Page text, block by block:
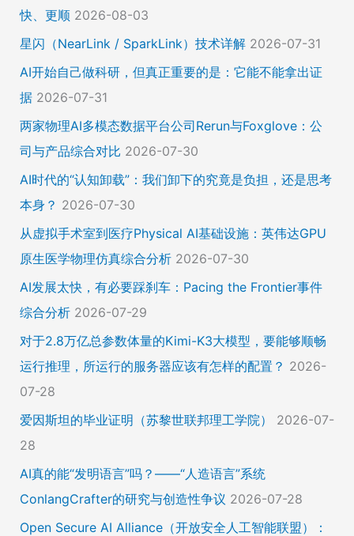
快、更顺 2026-08-03
星闪（NearLink / SparkLink）技术详解 2026-07-31
AI开始自己做科研，但真正重要的是：它能不能拿出证
据 2026-07-31
两家物理AI多模态数据平台公司Rerun与Foxglove：公
司与产品综合对比 2026-07-30
AI时代的“认知卸载”：我们卸下的究竟是负担，还是思考
本身？ 2026-07-30
从虚拟手术室到医疗Physical AI基础设施：英伟达GPU
原生医学物理仿真综合分析 2026-07-30
AI发展太快，有必要踩刹车：Pacing the Frontier事件
综合分析 2026-07-29
对于2.8万亿总参数体量的Kimi-K3大模型，要能够顺畅
运行推理，所运行的服务器应该有怎样的配置？ 2026-
07-28
爱因斯坦的毕业证明（苏黎世联邦理工学院）
2026-07-
28
AI真的能“发明语言”吗？——“人造语言”系统
ConlangCrafter的研究与创造性争议 2026-07-28
Open Secure AI Alliance（开放安全人工智能联盟）：